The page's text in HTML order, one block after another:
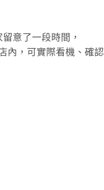
意了一段時間，
內，可實際看機、確認